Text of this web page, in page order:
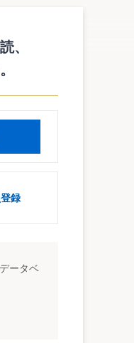
の付随費用加算後の金
れないことになる。
用は、営業外費用に計
合にはその費用の額を
、
録
ータベ